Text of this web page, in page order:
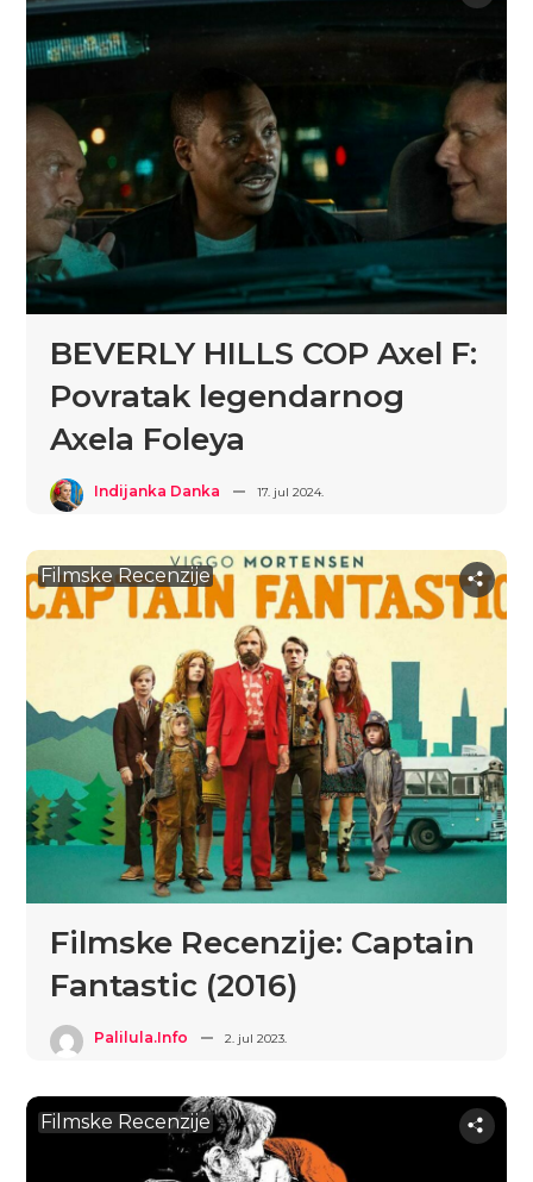
BEVERLY HILLS COP Axel F:
Povratak legendarnog
Axela Foleya
Indijanka Danka 17. jul 2024.
Filmske Recenzije
Filmske Recenzije: Captain
Fantastic (2016)
Palilula.info 2. jul 2023.
Filmske Recenzije